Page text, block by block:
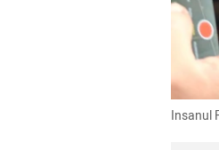
Insanul